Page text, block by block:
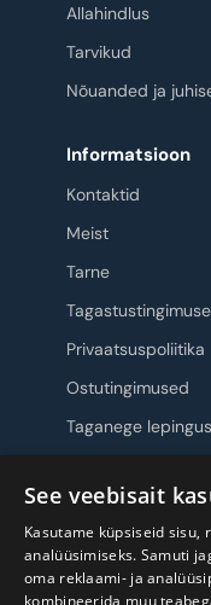
Allahindlus
Tarvikud
Nõuanded ja
Informatsioon
Kontaktid
Meist
Tarne
Privaatsuspoliitika
Ostutingimused
Taganege
Jälgi meid
See veebisait
Kasutame küpsiseid sisu,
analüüsimiseks. Samuti
oma reklaami- ja
kombineerida muu